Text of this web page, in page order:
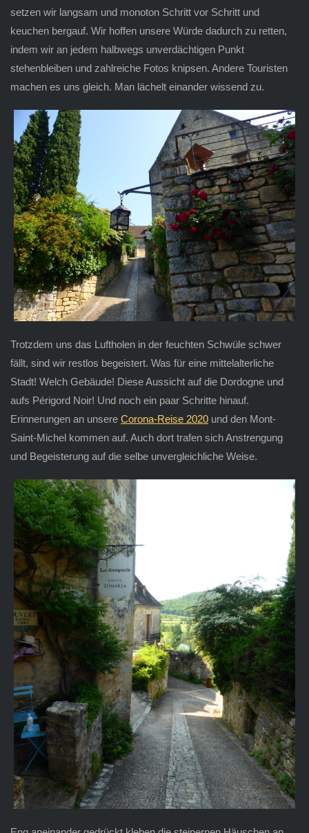
setzen wir langsam und monoton Schritt vor Schritt und
keuchen bergauf. Wir hoffen unsere Würde dadurch zu retten,
indem wir an jedem halbwegs unverdächtigen Punkt
stehenbleiben und zahlreiche Fotos knipsen. Andere Touristen
machen es uns gleich. Man lächelt einander wissend zu.
Trotzdem uns das Luftholen in der feuchten Schwüle schwer
fällt, sind wir restlos begeistert. Was für eine mittelalterliche
Stadt! Welch Gebäude! Diese Aussicht auf die Dordogne und
aufs Périgord Noir! Und noch ein paar Schritte hinauf.
Erinnerungen an unsere Corona-Reise 2020und den Mont-
Saint-Michel kommen auf. Auch dort trafen sich Anstrengung
und Begeisterung auf die selbe unvergleichliche Weise.